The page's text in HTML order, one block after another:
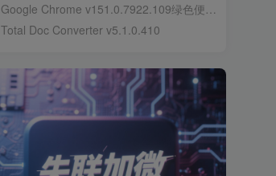
Google Chrome v151.0.7922.109绿色便携版
Total Doc Converter v5.1.0.410